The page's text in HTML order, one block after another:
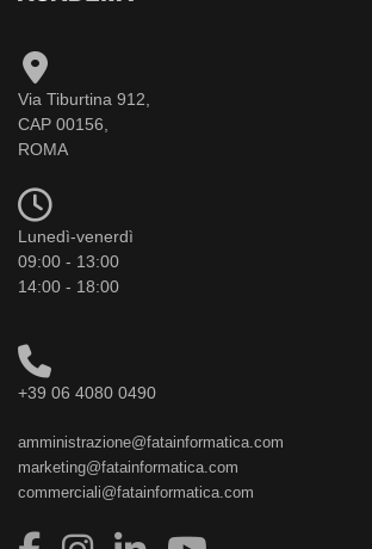
Via Tiburtina 912,
CAP 00156,
ROMA
Lunedì-venerdì
09:00 - 13:00
14:00 - 18:00
+39 06 4080 0490
amministrazione@fatainformatica.com
marketing@fatainformatica.com
commerciali@fatainformatica.com